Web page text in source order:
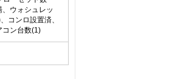
ウォシュレッ
コンロ設置済、
コン台数(1)